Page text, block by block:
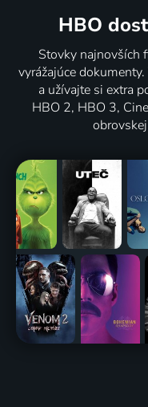
HBO
Stovky najnovších
vyrážajúce
a užívajte si extra
HBO 2, HBO 3,